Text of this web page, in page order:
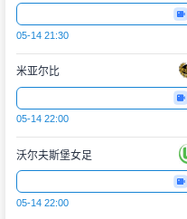
05-14 21:30
米亚尔比
05-14 22:00
沃尔夫斯堡女足
05-14 22:00